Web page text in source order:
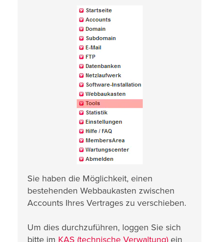
Sie haben die Möglichkeit, einen
bestehenden Webbaukasten zwischen
Accounts Ihres Vertrages zu verschieben.
Um dies durchzuführen, loggen Sie sich
bitte im KAS (technische Verwaltung) ein